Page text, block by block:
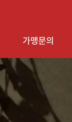
가맹문의